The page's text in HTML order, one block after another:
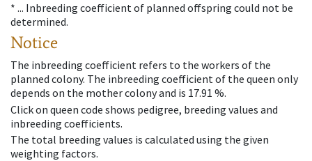
* ... Inbreeding coefficient of planned offspring could not be
determined.
Notice
The inbreeding coefficient refers to the workers of the
planned colony. The inbreeding coefficient of the queen only
depends on the mother colony and is 17.91 %.
Click on queen code shows pedigree, breeding values and
inbreeding coefficients.
The total breeding values is calculated using the given
weighting factors.